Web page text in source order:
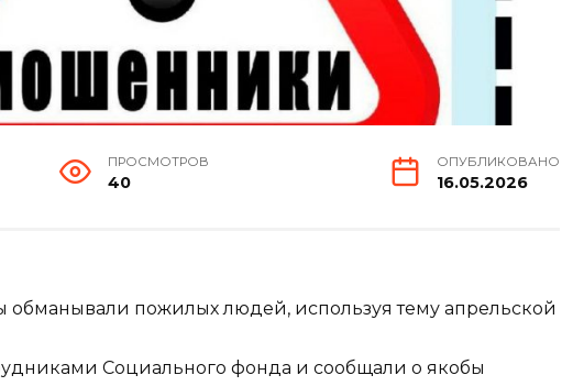
ПРОСМОТРОВ
40
ОПУБЛИКОВАНО
16.05.2026
обманывали пожилых людей, используя тему апрельской
Социального фонда и сообщали о якобы